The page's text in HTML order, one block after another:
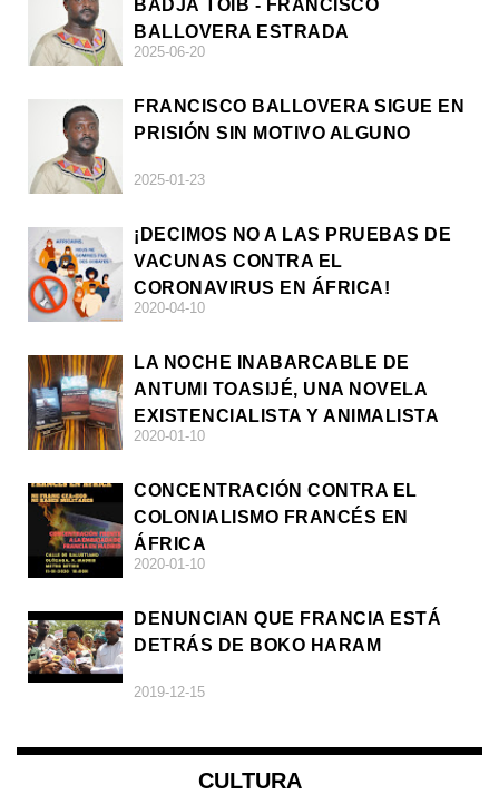
BADJÁ TOIB - FRANCISCO
BALLOVERA ESTRADA
2025-06-20
FRANCISCO BALLOVERA SIGUE EN
PRISIÓN SIN MOTIVO ALGUNO
2025-01-23
¡DECIMOS NO A LAS PRUEBAS DE
VACUNAS CONTRA EL
CORONAVIRUS EN ÁFRICA!
2020-04-10
LA NOCHE INABARCABLE DE
ANTUMI TOASIJÉ, UNA NOVELA
EXISTENCIALISTA Y ANIMALISTA
2020-01-10
CONCENTRACIÓN CONTRA EL
COLONIALISMO FRANCÉS EN
ÁFRICA
2020-01-10
DENUNCIAN QUE FRANCIA ESTÁ
DETRÁS DE BOKO HARAM
2019-12-15
CULTURA